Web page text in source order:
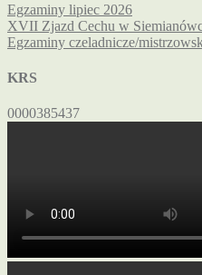
Egzaminy lipiec 2026
XVII Zjazd Cechu w
Egzaminy czeladnicze/
KRS
0000385437